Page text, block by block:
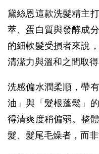
黛絲恩這款洗髮精主
萃、蛋白質與發酵成
的細軟髮受損者來說
清潔力與溫和之間取得
洗感偏水潤柔順，帶
油」與「髮根蓬鬆」
得清爽度稍偏弱。整
髮、髮尾毛燥者，而非